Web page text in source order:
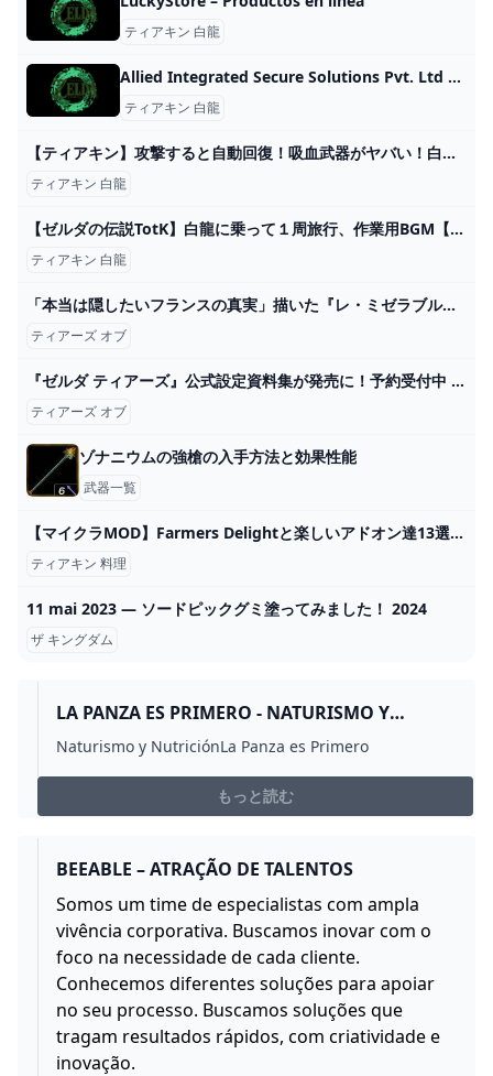
ティアキン 白龍
Allied Integrated Secure Solutions Pvt. Ltd – Security Service In Hyderabad
ティアキン 白龍
【ティアキン】攻撃すると自動回復！吸血武器がヤバい！白龍素材とルートの紹介！序盤に絶対取っておこう！【ゼルダの伝説ティアーズオブザキングダム】 - YouTube
ティアキン 白龍
【ゼルダの伝説TotK】白龍に乗って１周旅行、作業用BGM【ティアーズオブザキングダム】 - YouTube
ティアキン 白龍
「本当は隠したいフランスの真実」描いた『レ・ミゼラブル』製作陣の新作がスゴい！『ティアーズ・オブ・ブラッド』＆『バティモン5 望まれざる者』 映画 BANGER!!!（バンガー） 映画愛、爆発!!!
ティアーズ オブ
『ゼルダ ティアーズ』公式設定資料集が発売に！予約受付中 – Nintendo DREAM WEB
ティアーズ オブ
ゾナニウムの強槍の入手方法と効果性能
武器一覧
【マイクラMOD】Farmers Delightと楽しいアドオン達13選【農業・料理MOD】 - YouTube
ティアキン 料理
11 mai 2023 — ソードピックグミ塗ってみました！ 2024
ザ キングダム
LA PANZA ES PRIMERO - NATURISMO Y
NUTRICIÓN
Naturismo y NutriciónLa Panza es Primero
もっと読む
BEEABLE – ATRAÇÃO DE TALENTOS
Somos um time de especialistas com ampla
vivência corporativa. Buscamos inovar com o
foco na necessidade de cada cliente.
Conhecemos diferentes soluções para apoiar
no seu processo. Buscamos soluções que
tragam resultados rápidos, com criatividade e
inovação.